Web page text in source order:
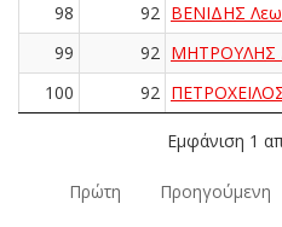
98
92 ΒΕΝΙΔΗΣ
99
92 ΜΗΤΡΟΥΛΗΣ
100
92
Εμφάνιση 1
Πρώτη Προηγούμενη